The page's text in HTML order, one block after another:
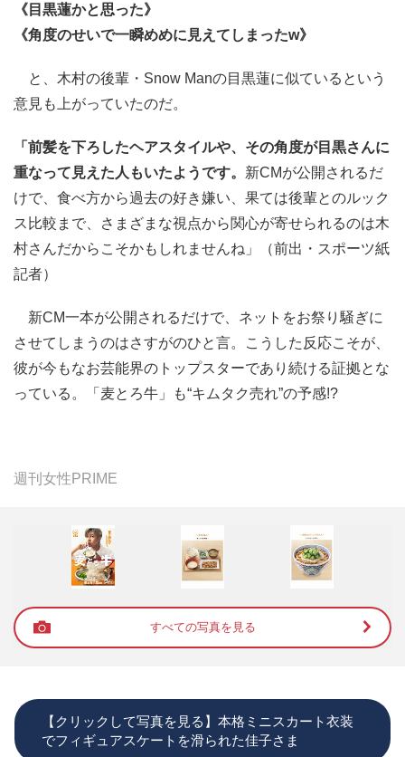
《目黒蓮かと思った》
《角度のせいで一瞬めめに見えてしまったw》
と、木村の後輩・Snow Manの目黒蓮に似ているという
意見も上がっていたのだ。
「前髪を下ろしたヘアスタイルや、その角度が目黒さんに
重なって見えた人もいたようです。 新CMが公開されるだ
けで、食べ方から過去の好き嫌い、果ては後輩とのルック
ス比較まで、さまざまな視点から関心が寄せられるのは木
村さんだからこそかもしれませんね」（前出・スポーツ紙
記者）
新CM一本が公開されるだけで、ネットをお祭り騒ぎに
させてしまうのはさすがのひと言。こうした反応こそが、
彼が今もなお芸能界のトップスターであり続ける証拠とな
っている。「麦とろ牛」も“キムタク売れ”の予感!?
週刊女性PRIME
すべての写真を見る
【クリックして写真を見る】本格ミニスカート衣装
でフィギュアスケートを滑られた佳子さま